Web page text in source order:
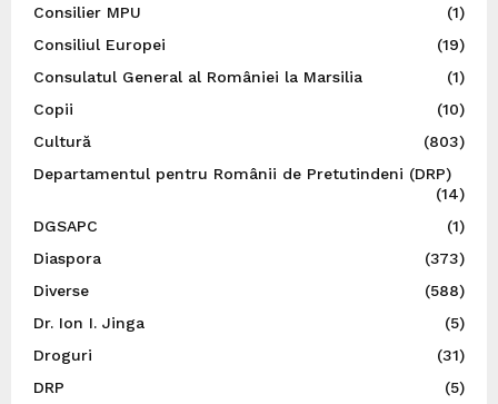
Consilier MPU
(1)
Consiliul Europei
(19)
Consulatul General al României la Marsilia
(1)
Copii
(10)
Cultură
(803)
Departamentul pentru Românii de Pretutindeni (DRP)
(14)
DGSAPC
(1)
Diaspora
(373)
Diverse
(588)
Dr. Ion I. Jinga
(5)
Droguri
(31)
DRP
(5)